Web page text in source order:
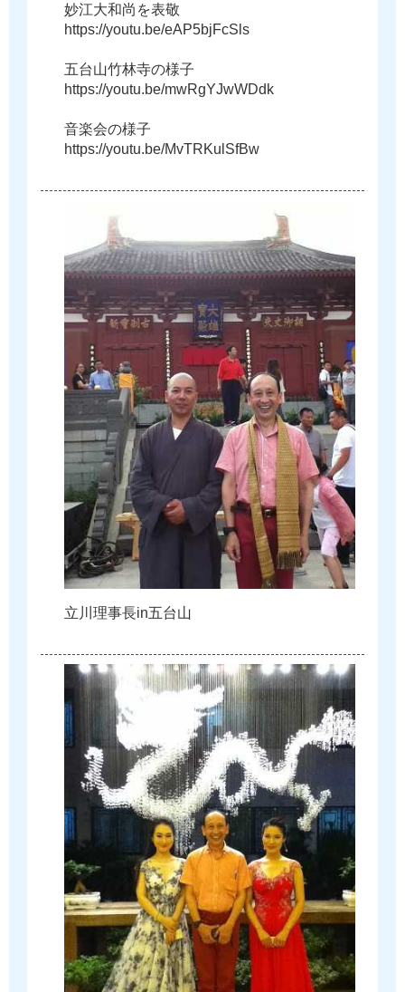
妙江大和尚 を表敬
https://youtu.be/eAP5bjFcS s
五台山竹林寺の様子
https://youtu.be/mwRgYJwWDd k
音楽会の様子
https://youtu.be/MvTRKu SfBw
立 川 理事長in五台山